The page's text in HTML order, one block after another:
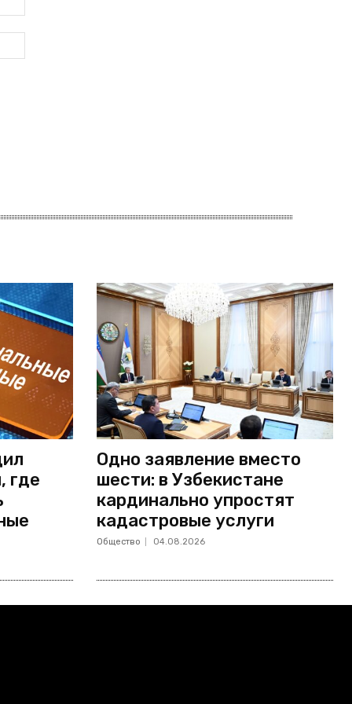
почта:*
Сайт:
где
Одно заявление вместо
шести: в Узбекистане
кардинально упростят
кадастровые услуги
Общество 04.08.2026